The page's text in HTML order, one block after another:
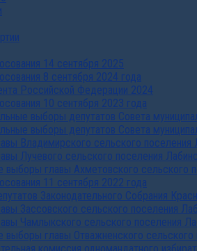
14 сентября 2025
8 сентября 2024 года
Российской Федерации 2024
10 сентября 2023 года
выборы депутатов Совета
выборы депутатов Совета
Владимирского сельского поселения
Лучевого сельского поселения
выборы главы Ахметовского сельского
11 сентября 2022 года
Законодательного Собрания
Зассовского сельского поселения
Чамлыкского сельского поселения
главы Отважненского сельского